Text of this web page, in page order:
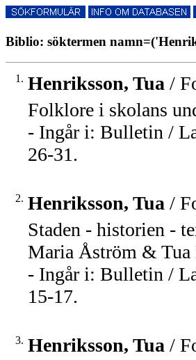
Biblio: söktermen
1. Henriksson, Tua /
Folklore i skolans
- Ingår i: Bulletin /
26-31.
2. Henriksson, Tua /
Staden - historien -
Maria Åström & Tua
- Ingår i: Bulletin /
15-17.
3. Henriksson, Tua /